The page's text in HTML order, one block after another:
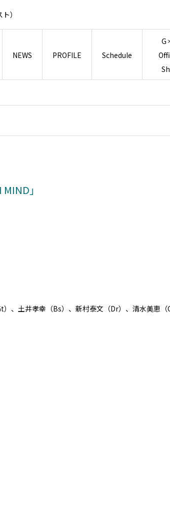
）
NEWS PROFILE Schedule
G
」
）、土井孝幸（Bs）、新村泰文（Dr）、清水美恵